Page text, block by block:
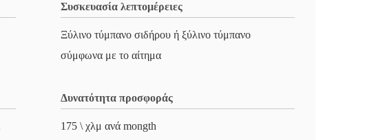
Συσκευασία λεπτομέρειες
Ξύλινο τύμπανο σιδήρου ή ξύλινο τύμπανο
σύμφωνα με το αίτημα
Δυνατότητα προσφοράς
175 \ χλμ ανά mongth